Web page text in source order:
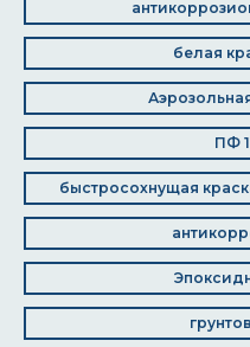
белая
ПФ
быстросохнущая